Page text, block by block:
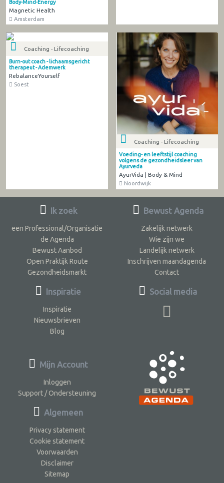
Body-Mind-Energy
Magnetic Health
Amsterdam
Coaching - Lifecoaching
Burn-out coach - lichaamsgericht
therapeut - Ademwerk
RebalanceYourself
Soest
Coaching - Lifecoaching
Voeding- en leeftstijl coaching
volgens de gezondheidsleer van
Ayurveda
AyurVida | Body & Mind
Noordwijk
Ik zoek
een Professional/Organisatie
de Agenda
Bewust Aanbod
Open Praktijk Route
Gezondheidsmarkt
Inspiratie
Inspiratie
Nieuwsbrieven
Blog
Bewust Agenda
Zakelijk netwerk
Wie zijn we
Landelijk netwerk
Inschrijven maandagenda
Contact
Social media
Mijn Account
Inloggen
Support / Ondersteuning
Algemeen
Privacy statement
Cookie statement
Voorwaarden
Disclaimer
Sitemap